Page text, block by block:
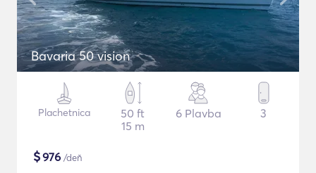
Bavaria 50 vision
Plachetnica
50 ft
15 m
6 Plavba 3
$976 /deň